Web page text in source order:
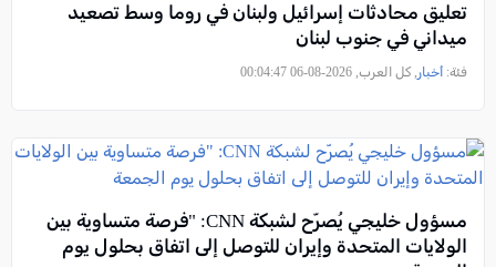
تعليق محادثات إسرائيل ولبنان في روما وسط تصعيد
ميداني في جنوب لبنان
فئة: أخبار , كل العرب, 2026-08-06 00:04:47
مسؤول خليجي يُصرّح لشبكة CNN: "فرصة متساوية بين
الولايات المتحدة وإيران للتوصل إلى اتفاق بحلول يوم